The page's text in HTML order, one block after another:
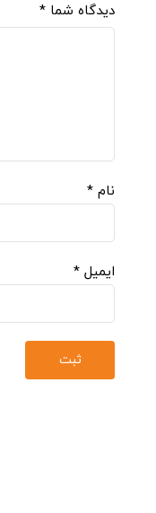
دیدگاه شما *
نام *
ایمیل *